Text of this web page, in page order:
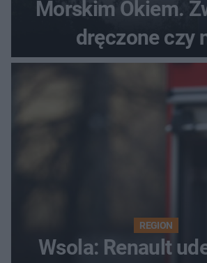
Morskim Okiem.
dręczone czy
REGION
Wsola: Renault